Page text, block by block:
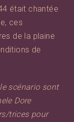
était chantée
ces
de la plaine
de
scénario sont
Dore
trices pour